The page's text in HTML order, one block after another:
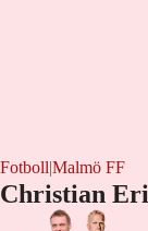
Fotboll|Malmö FF
Christian